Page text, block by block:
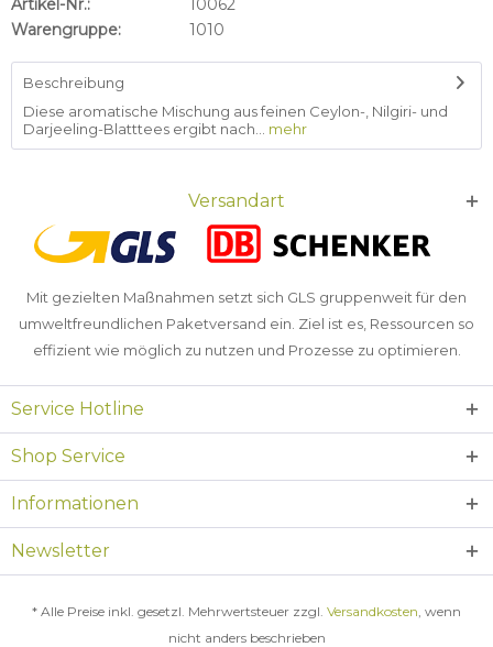
Artikel-Nr.:
10062
Warengruppe:
1010
Beschreibung
Diese aromatische Mischung aus feinen Ceylon-, Nilgiri- und
Darjeeling-Blatttees ergibt nach...
mehr
Versandart
Mit gezielten Maßnahmen setzt sich GLS gruppenweit für den
umweltfreundlichen Paketversand ein. Ziel ist es, Ressourcen so
effizient wie möglich zu nutzen und Prozesse zu optimieren.
Service Hotline
Shop Service
Informationen
Newsletter
* Alle Preise inkl. gesetzl. Mehrwertsteuer zzgl. Versandkosten, wenn
nicht anders beschrieben